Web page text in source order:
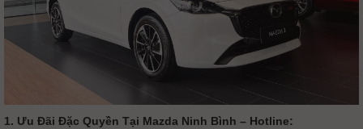
1. Ưu Đãi Đặc Quyền Tại Mazda Ninh Bình – Hotline: